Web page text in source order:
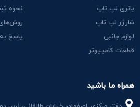
همراه ما باشید
باتری لپ تاپ
شارژر لپ تاپ
لوازم جانبی
قطعات کامپیوتر
نحوه
روش‌های
پاسخ